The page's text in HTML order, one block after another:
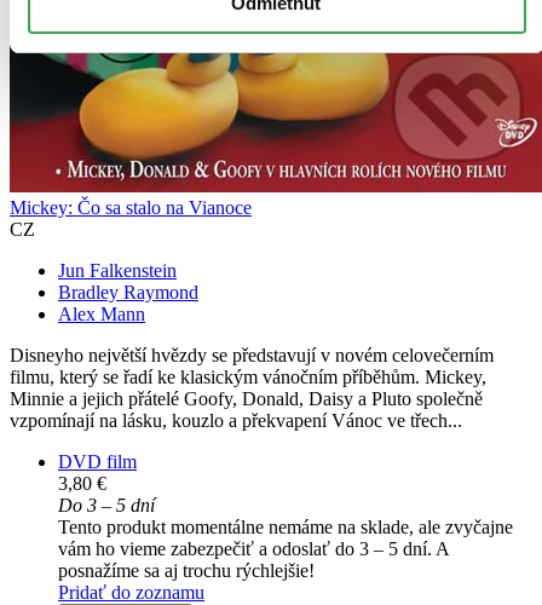
Mickey: Čo sa stalo na Vianoce
CZ
Jun Falkenstein
Bradley Raymond
Alex Mann
Disneyho největší hvězdy se představují v novém celovečerním
filmu, který se řadí ke klasickým vánočním příběhům. Mickey,
Minnie a jejich přátelé Goofy, Donald, Daisy a Pluto společně
vzpomínají na lásku, kouzlo a překvapení Vánoc ve třech...
DVD film
3,80 €
Do 3 – 5 dní
Tento produkt momentálne nemáme na sklade, ale zvyčajne
vám ho vieme zabezpečiť a odoslať do 3 – 5 dní. A
posnažíme sa aj trochu rýchlejšie!
Pridať do zoznamu